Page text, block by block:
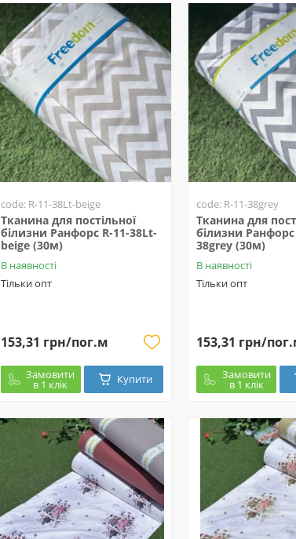
code: R-11-38Lt-beige
Тканина для постільної
білизни Ранфорс R-11-38Lt-
beige (30м)
В наявності
Тільки опт
153,31 грн/пог.м
Замовити
в 1 клік Купити
code: R-11-38grey
Тканина для
білизни Ранфорс
38grey (30м)
В наявності
Тільки опт
153,31 грн/
Замовити
в 1 клік